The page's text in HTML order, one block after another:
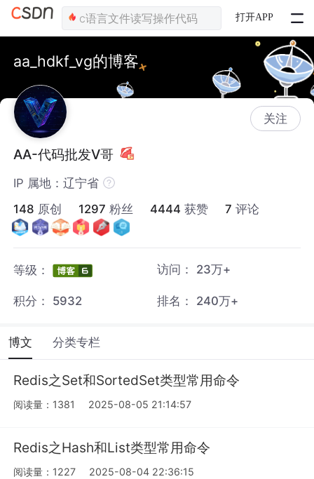
打开APP
aa_hdkf_vg的博客
关注
AA-代码批发V哥
IP 属地：辽宁省
148 原创 1297 粉丝 4444 获赞 7 评论
等级： 访问： 23万+
积分： 5932 排名： 240万+
博文 分类专栏
Redis之Set和SortedSet类型常用命令
阅读量：1381 2025-08-05 21:14:57
Redis之Hash和List类型常用命令
阅读量：1227 2025-08-04 22:36:15